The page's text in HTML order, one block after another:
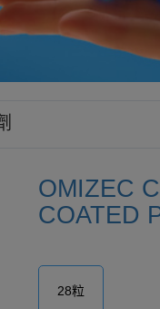
OMIZEC
COATED
28粒